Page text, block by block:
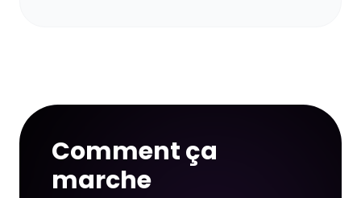
Comment ça
marche